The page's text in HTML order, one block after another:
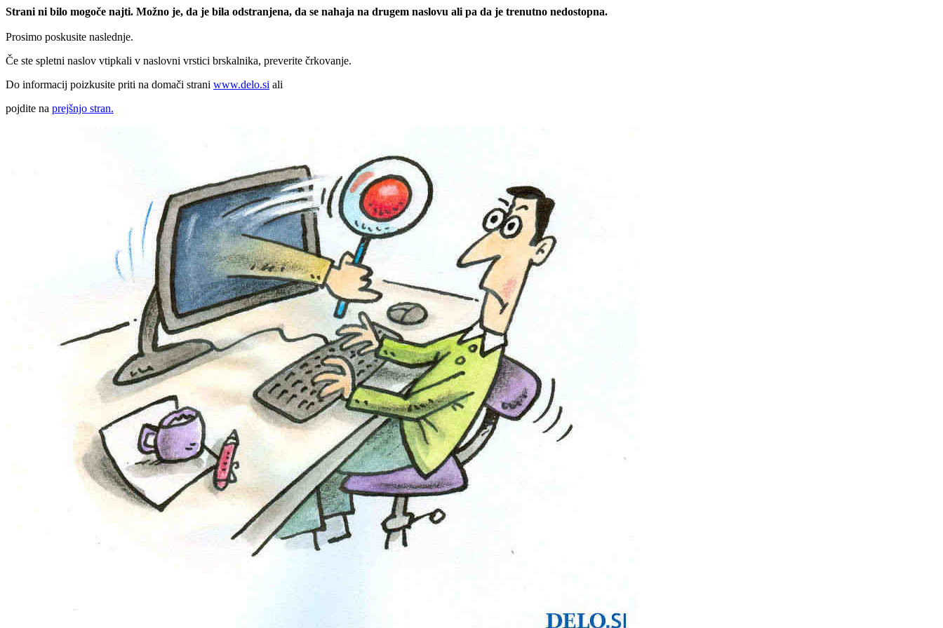
Strani ni bilo mogoče najti. Možno je, da je bila odstranjena, da se nahaja na drugem naslovu ali pa da je trenutno nedostopna.
Prosimo poskusite naslednje.
Če ste spletni naslov vtipkali v naslovni vrstici brskalnika, preverite črkovanje.
Do informacij poizkusite priti na domači strani www.delo.si ali
pojdite na prejšnjo stran.